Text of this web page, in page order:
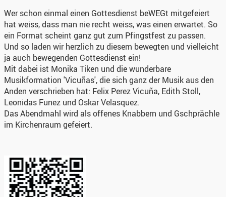
Wer schon einmal einen Gottesdienst beWEGt mitgefeiert
hat weiss, dass man nie recht weiss, was einen erwartet. So
ein Format scheint ganz gut zum Pfingstfest zu passen.
Und so laden wir herzlich zu diesem bewegten und vielleicht
ja auch bewegenden Gottesdienst ein!
Mit dabei ist Monika Tiken und die wunderbare
Musikformation 'Vicuñas', die sich ganz der Musik aus den
Anden verschrieben hat: Felix Perez Vicuña, Edith Stoll,
Leonidas Funez und Oskar Velasquez.
Das Abendmahl wird als offenes Knabbern und Gschprächle
im Kirchenraum gefeiert.